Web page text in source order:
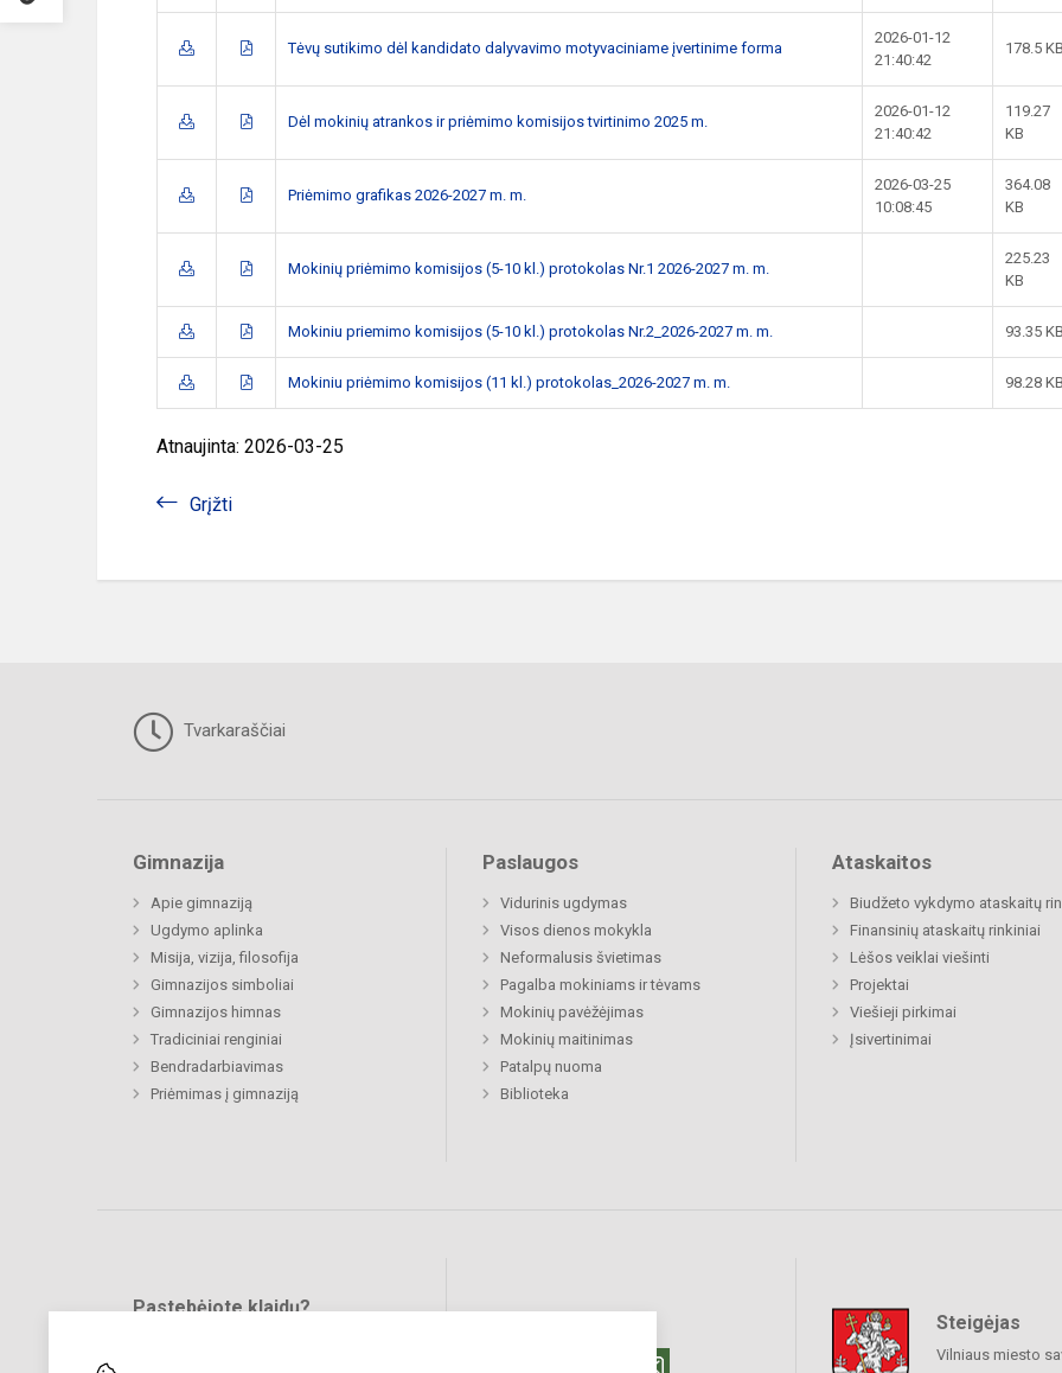
Tėvų sutikimo dėl kandidato dalyvavimo motyvaciniame įvertinime forma
2026-01-12
21:40:42
178.5
Dėl mokinių atrankos ir priėmimo komisijos tvirtinimo 2025 m.
2026-01-12
21:40:42
119.27
KB
Priėmimo grafikas 2026-2027 m. m.
2026-03-25
10:08:45
364.08
KB
Mokinių priėmimo komisijos (5-10 kl.) protokolas Nr.1 2026-2027 m. m.
225.23
KB
Mokiniu priemimo komisijos (5-10 kl.) protokolas Nr.2_2026-2027 m. m. 93.35
Mokiniu priėmimo komisijos (11 kl.) protokolas_2026-2027 m. m. 98.28
Atnaujinta: 2026-03-25
Grįžti
Tvarkaraščiai
Gimnazija
Apie gimnaziją
Ugdymo aplinka
Misija, vizija, filosofija
Gimnazijos simboliai
Gimnazijos himnas
Tradiciniai renginiai
Bendradarbiavimas
Priėmimas į gimnaziją
Paslaugos
Vidurinis ugdymas
Visos dienos mokykla
Neformalusis švietimas
Pagalba mokiniams ir tėvams
Mokinių pavėžėjimas
Mokinių maitinimas
Patalpų nuoma
Biblioteka
Ataskaitos
Biudžeto vykdymo ataskaitų
Finansinių ataskaitų rinkiniai
Lėšos veiklai viešinti
Projektai
Viešieji pirkimai
Įsivertinimai
Pastebėjote klaidų?
Steigėjas
Vilniaus miesto